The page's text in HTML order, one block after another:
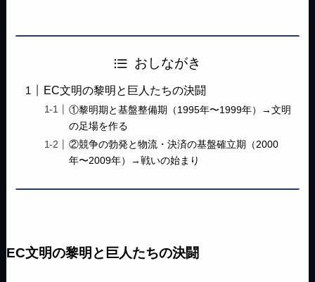
おしながき
EC文明の黎明と巨人たちの決闘
①黎明期と基盤整備期（1995年〜1999年）→文明
の足場を作る
②競争の勃発と物流・決済の基盤確立期（2000
年〜2009年）→戦いの始まり
EC文明の黎明と巨人たちの決闘